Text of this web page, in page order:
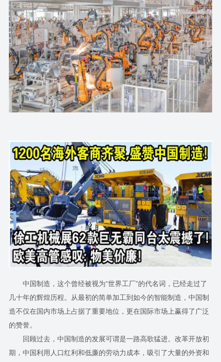
中国制造，这个曾经被视为“世界工厂”的代名词，已经走过了
几十年的辉煌历程。从最初的简单加工到如今的智能制造，中国制
造不仅在国内市场上占据了重要地位，更在国际市场上赢得了广泛
的赞誉。
回顾过去，中国制造的发展可谓是一路高歌猛进。改革开放初
期，中国利用人口红利和低廉的劳动力成本，吸引了大量的外资和